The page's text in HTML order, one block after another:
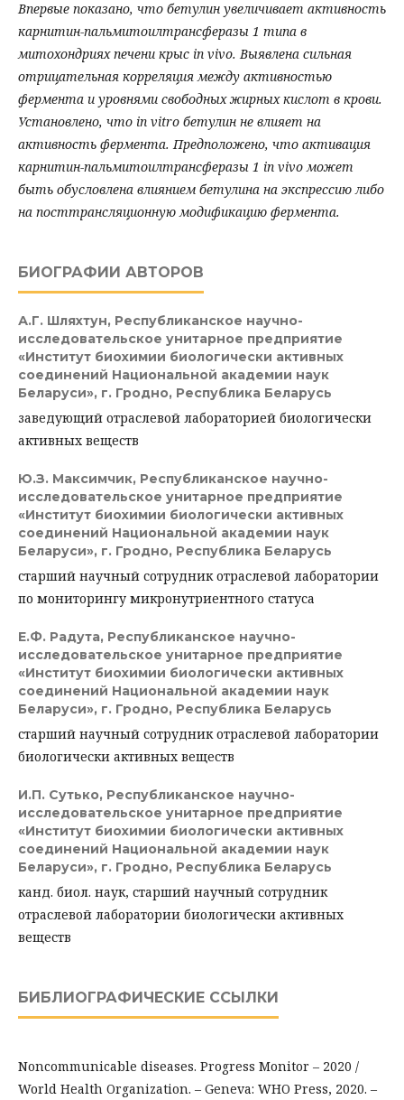
Впервые показано, что бетулин увеличивает активность
карнитин-пальмитоилтрансферазы 1 типа в
митохондриях печени крыс in vivo. Выявлена сильная
отрицательная корреляция между активностью
фермента и уровнями свободных жирных кислот в крови.
Установлено, что in vitro бетулин не влияет на
активность фермента. Предположено, что активация
карнитин-пальмитоилтрансферазы 1 in vivo может
быть обусловлена влиянием бетулина на экспрессию либо
на посттрансляционную модификацию фермента.
БИОГРАФИИ АВТОРОВ
А.Г. Шляхтун, Республиканское научно-
исследовательское унитарное предприятие
«Институт биохимии биологически активных
соединений Национальной академии наук
Беларуси», г. Гродно, Республика Беларусь
заведующий отраслевой лабораторией биологически
активных веществ
Ю.З. Максимчик, Республиканское научно-
исследовательское унитарное предприятие
«Институт биохимии биологически активных
соединений Национальной академии наук
Беларуси», г. Гродно, Республика Беларусь
старший научный сотрудник отраслевой лаборатории
по мониторингу микронутриентного статуса
Е.Ф. Радута, Республиканское научно-
исследовательское унитарное предприятие
«Институт биохимии биологически активных
соединений Национальной академии наук
Беларуси», г. Гродно, Республика Беларусь
старший научный сотрудник отраслевой лаборатории
биологически активных веществ
И.П. Сутько, Республиканское научно-
исследовательское унитарное предприятие
«Институт биохимии биологически активных
соединений Национальной академии наук
Беларуси», г. Гродно, Республика Беларусь
канд. биол. наук, старший научный сотрудник
отраслевой лаборатории биологически активных
веществ
БИБЛИОГРАФИЧЕСКИЕ ССЫЛКИ
Noncommunicable diseases. Progress Monitor – 2020 /
World Health Organization. – Geneva: WHO Press, 2020. –